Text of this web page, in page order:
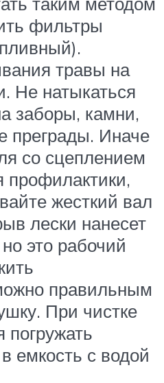
фильтры
травы на
Не натыкаться
заборы, камни,
преграды. Иначе
со сцеплением
профилактики,
жесткий вал
лески нанесет
это рабочий
правильным
При чистке
погружать
емкость с водой